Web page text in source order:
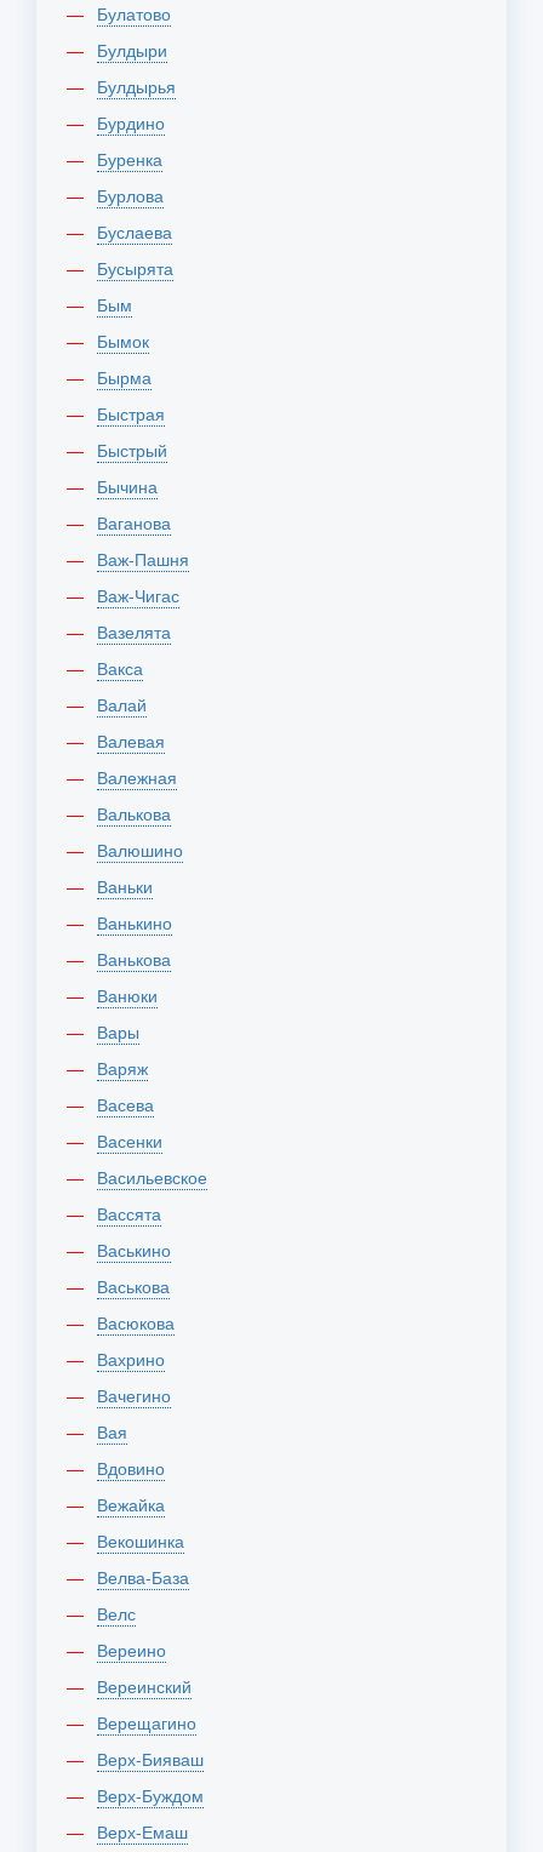
Булатово
Булдыри
Булдырья
Бурдино
Буренка
Бурлова
Буслаева
Бусырята
Бым
Бымок
Бырма
Быстрая
Быстрый
Бычина
Ваганова
Важ-Пашня
Важ-Чигас
Вазелята
Вакса
Валай
Валевая
Валежная
Валькова
Валюшино
Ваньки
Ванькино
Ванькова
Ванюки
Вары
Варяж
Васева
Васенки
Васильевское
Вассята
Васькино
Васькова
Васюкова
Вахрино
Вачегино
Вая
Вдовино
Вежайка
Векошинка
Велва-База
Велс
Вереино
Вереинский
Верещагино
Верх-Бияваш
Верх-Буждом
Верх-Емаш